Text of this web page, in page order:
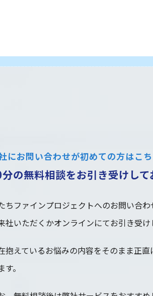
にお問い合わせが初めての方はこ
の無料相談をお引き受けして
ちファインプロジェクトへのお問い合
社いただくかオンラインにてお引き受
抱えているお悩みの内容をそのまま正
す。